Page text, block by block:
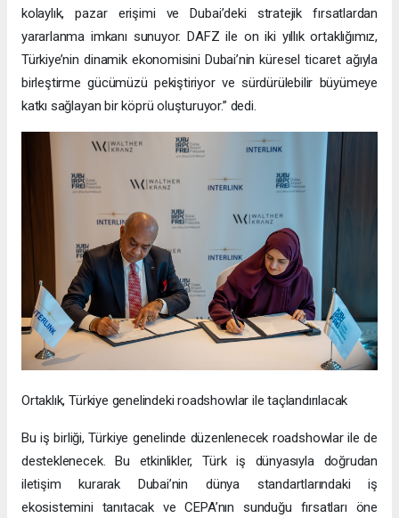
kolaylık, pazar erişimi ve Dubai’deki stratejik fırsatlardan
yararlanma imkanı sunuyor. DAFZ ile on iki yıllık ortaklığımız,
Türkiye’nin dinamik ekonomisini Dubai’nin küresel ticaret ağıyla
birleştirme gücümüzü pekiştiriyor ve sürdürülebilir büyümeye
katkı sağlayan bir köprü oluşturuyor.” dedi.
Ortaklık, Türkiye genelindeki roadshowlar ile taçlandırılacak
Bu iş birliği, Türkiye genelinde düzenlenecek roadshowlar ile de
desteklenecek. Bu etkinlikler, Türk iş dünyasıyla doğrudan
iletişim kurarak Dubai’nin dünya standartlarındaki iş
ekosistemini tanıtacak ve CEPA’nın sunduğu fırsatları öne